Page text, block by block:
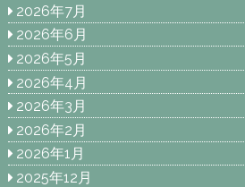
2026年7月
2026年6月
2026年5月
2026年4月
2026年3月
2026年2月
2026年1月
2025年12月